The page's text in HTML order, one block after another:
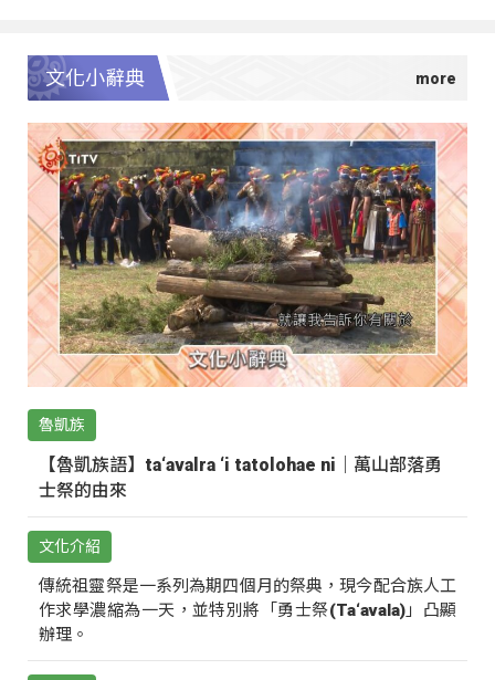
文化小辭典
魯凱族
【魯凱族語】ta‘avalra ‘i tatolohae ni｜萬山部落勇
士祭的由來
文化介紹
傳統祖靈祭是一系列為期四個月的祭典，現今配合族人工
作求學濃縮為一天，並特別將「勇士祭(Ta‘avala)」凸顯
辦理。